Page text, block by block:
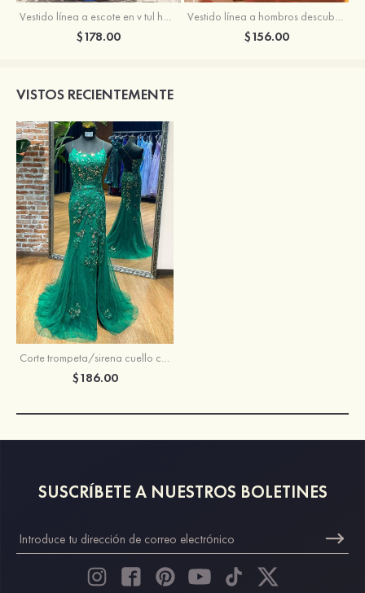
Vestido línea a escote en v tul hasta el suelo vestido de graduación
$178.00
Vestido línea a hombros descubiertos satén barrer tren vestido de graduación
$156.00
VISTOS RECIENTEMENTE
Corte trompeta/sirena cuello cuadrado tul barrer tren vestido de graduación
$186.00
SUSCRÍBETE A NUESTROS BOLETINES